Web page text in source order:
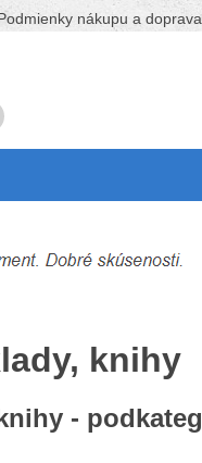
Podmienky nákupu a doprava
knihy
-